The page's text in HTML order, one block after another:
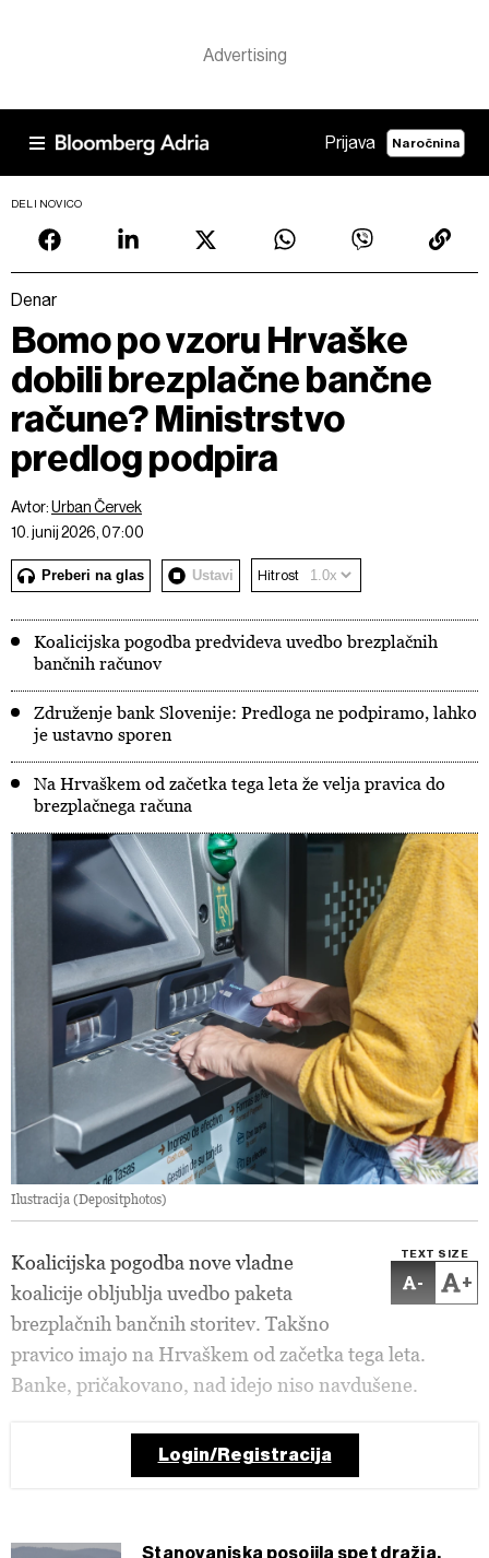
Prijava Naročnina
DELI NOVICO
Denar
Bomo po vzoru Hrvaške
dobili brezplačne bančne
račune? Ministrstvo
predlog podpira
Avtor:Urban Červek
10. junij 2026, 07:00
Preberi na glas Ustavi Hitrost
Koalicijska pogodba predvideva uvedbo brezplačnih
bančnih računov
Združenje bank Slovenije: Predloga ne podpiramo, lahko
je ustavno sporen
Na Hrvaškem od začetka tega leta že velja pravica do
brezplačnega računa
Ilustracija (Depositphotos)
TEXT SIZE
- +
Koalicijska pogodba nove vladne
koalicije obljublja uvedbo paketa
brezplačnih bančnih storitev. Takšno
pravico imajo na Hrvaškem od začetka tega leta.
Banke, pričakovano, nad idejo niso navdušene.
Login/Registracija
Stanovanjska posojila spet dražja,